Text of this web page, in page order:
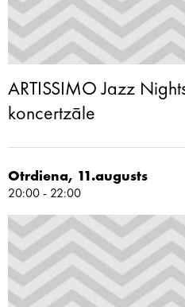
ARTISSIMO Jazz
koncertzāle
Otrdiena, 11.augusts
20:00 - 22:00